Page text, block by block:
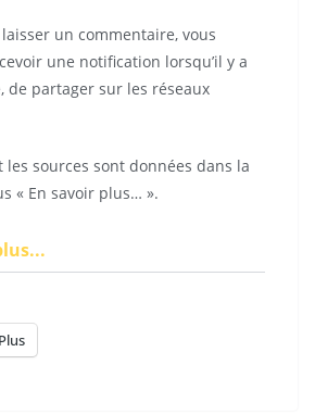
un commentaire, vous
une notification lorsqu’il y a
de partager sur les réseaux
les sources sont données dans la
« En savoir plus… ».
Plus